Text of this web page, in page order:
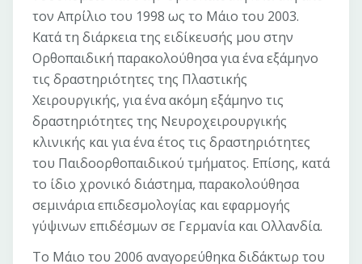
τον Απρίλιο του 1998 ως το Μάιο του 2003.
Κατά τη διάρκεια της ειδίκευσής μου στην
Ορθοπαιδική παρακολούθησα για ένα εξάμηνο
τις δραστηριότητες της Πλαστικής
Χειρουργικής, για ένα ακόμη εξάμηνο τις
δραστηριότητες της Νευροχειρουργικής
κλινικής και για ένα έτος τις δραστηριότητες
του Παιδοορθοπαιδικού τμήματος. Επίσης, κατά
το ίδιο χρονικό διάστημα, παρακολούθησα
σεμινάρια επιδεσμολογίας και εφαρμογής
γύψινων επιδέσμων σε Γερμανία και Ολλανδία.
Το Μάιο του 2006 αναγορεύθηκα διδάκτωρ του